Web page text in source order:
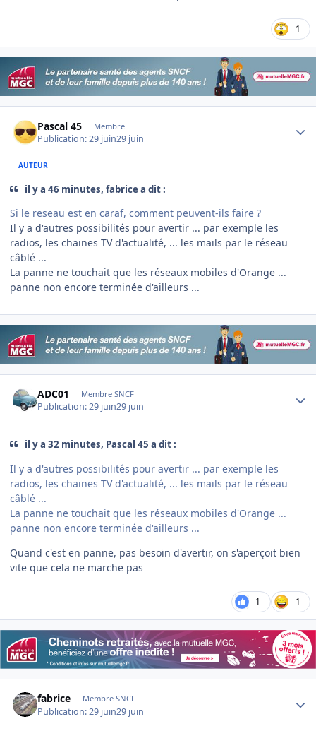
1
Pascal 45 Membre
Publication:29 juin29 juin
AUTEUR
il y a 46 minutes, fabrice a dit :
Si le reseau est en caraf, comment peuvent-ils faire ?
Il y a d'autres possibilités pour avertir ... par exemple les
radios, les chaines TV d'actualité, ... les mails par le réseau
câblé ...
La panne ne touchait que les réseaux mobiles d'Orange ...
panne non encore terminée d'ailleurs ...
ADC01 Membre SNCF
Publication:29 juin29 juin
il y a 32 minutes, Pascal 45 a dit :
Il y a d'autres possibilités pour avertir ... par exemple les
radios, les chaines TV d'actualité, ... les mails par le réseau
câblé ...
La panne ne touchait que les réseaux mobiles d'Orange ...
panne non encore terminée d'ailleurs ...
Quand c'est en panne, pas besoin d'avertir, on s'aperçoit bien
vite que cela ne marche pas
1 1
fabrice Membre SNCF
Publication:29 juin29 juin